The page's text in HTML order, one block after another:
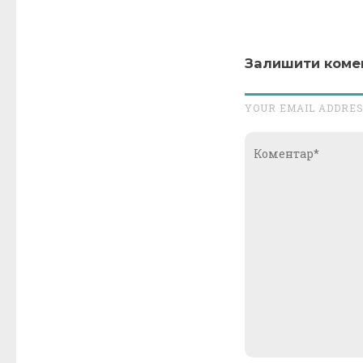
Залишити
YOUR EMAIL